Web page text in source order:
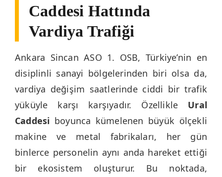
Caddesi Hattında
Vardiya Trafiği
Ankara Sincan ASO 1. OSB, Türkiye’nin en
disiplinli sanayi bölgelerinden biri olsa da,
vardiya değişim saatlerinde ciddi bir trafik
yüküyle karşı karşıyadır. Özellikle Ural
Caddesi boyunca kümelenen büyük ölçekli
makine ve metal fabrikaları, her gün
binlerce personelin aynı anda hareket ettiği
bir ekosistem oluşturur. Bu noktada,